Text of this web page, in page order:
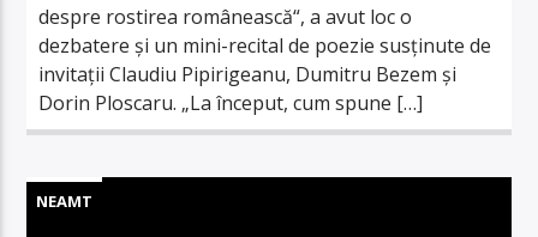
despre rostirea românească“, a avut loc o
dezbatere și un mini-recital de poezie susținute de
invitații Claudiu Pipirigeanu, Dumitru Bezem și
Dorin Ploscaru. „La început, cum spune […]
NEAMT